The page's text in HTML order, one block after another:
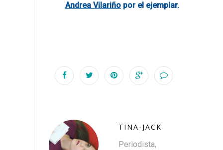
Andrea Vilariño por el ejemplar.
TINA-JACK
Periodista,